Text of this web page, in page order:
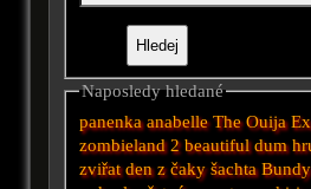
Naposledy hledané
panenka anabelle The Ouija
zombieland 2 beautiful dum
zviřat den z čaky šachta Bundy